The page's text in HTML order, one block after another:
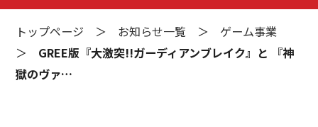
トップページ ＞ お知らせ一覧 ＞ ゲーム事業
＞ GREE版『大激突!!ガーディアンブレイク』と 『神
獄のヴァ…